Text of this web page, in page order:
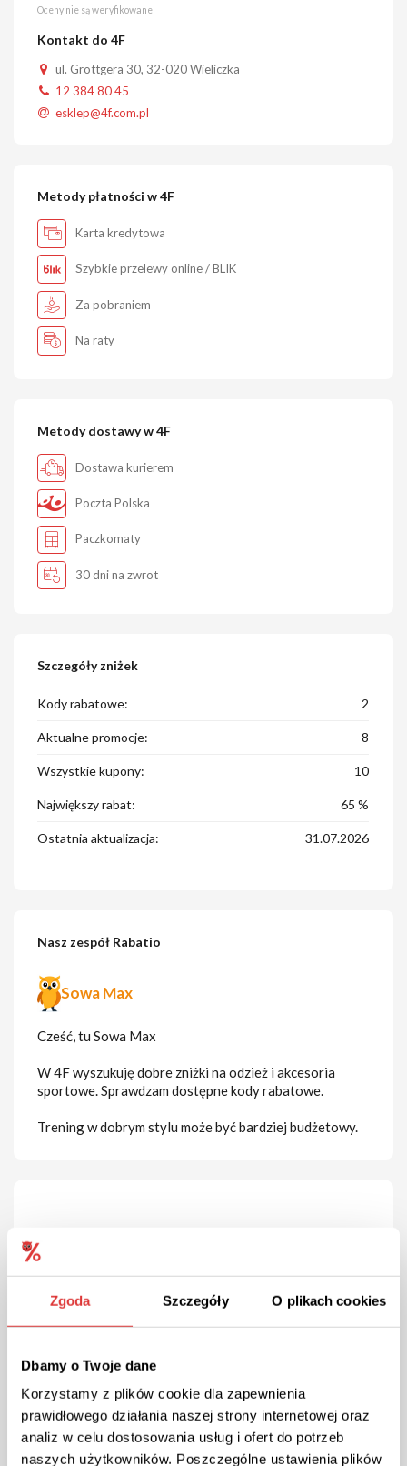
Zgoda Szczegóły O plikach cookies
Dbamy o Twoje dane
Korzystamy z plików cookie dla zapewnienia
prawidłowego działania naszej strony internetowej oraz
analiz w celu dostosowania usług i ofert do potrzeb
naszych użytkowników. Poszczególne ustawienia plików
Oceny nie są weryfikowane
Kontakt do 4F
ul. Grottgera 30, 32-020 Wieliczka
12 384 80 45
esklep@4f.com.pl
Metody płatności w 4F
Karta kredytowa
Szybkie przelewy online / BLIK
Za pobraniem
Na raty
Metody dostawy w 4F
Dostawa kurierem
Poczta Polska
Paczkomaty
30 dni na zwrot
Szczegóły zniżek
Kody rabatowe: 2
Aktualne promocje: 8
Wszystkie kupony: 10
Największy rabat: 65 %
Ostatnia aktualizacja: 31.07.2026
Nasz zespół Rabatio
Sowa Max
Cześć, tu Sowa Max
W 4F wyszukuję dobre zniżki na odzież i akcesoria
sportowe. Sprawdzam dostępne kody rabatowe.
Trening w dobrym stylu może być bardziej budżetowy.
jest jedną z najpopularniejszych form spędzania
czasu. Coraz więcej ludzi decyduje się na uprawianie
jakiejś z jego dziedzin. Przy uprawianiu sportów,
ważne jest odpowiednie przygotowanie, sprzęt czy